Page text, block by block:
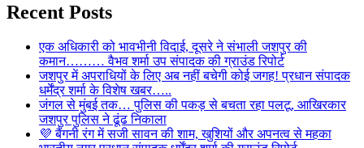
Recent Posts
एक अधिकारी को भावभीनी विदाई, दूसरे ने संभाली जशपुर की
कमान……… वैभव शर्मा उप संपादक की ग्राउंड रिपोर्ट
जशपुर में अपराधियों के लिए अब नहीं बचेगी कोई जगह! प्रधान संपादक
धर्मेंद्र शर्मा के विशेष खबर…..
जंगल से मुंबई तक… पुलिस की पकड़ से बचता रहा पलटू, आखिरकार
जशपुर पुलिस ने ढूंढ निकाला
💜 बैंगनी रंग में सजी सावन की शाम, खुशियों और अपनत्व से महका